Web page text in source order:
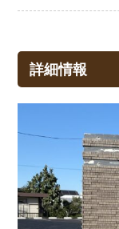
詳細情報